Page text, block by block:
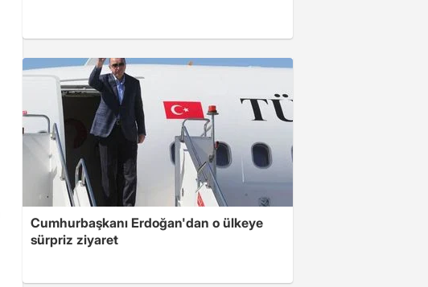
Cumhurbaşkanı Erdoğan'dan o ülkeye
sürpriz ziyaret